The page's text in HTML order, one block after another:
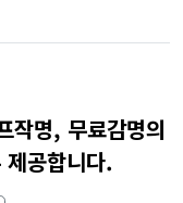
작명, 무료감명의
공합니다.